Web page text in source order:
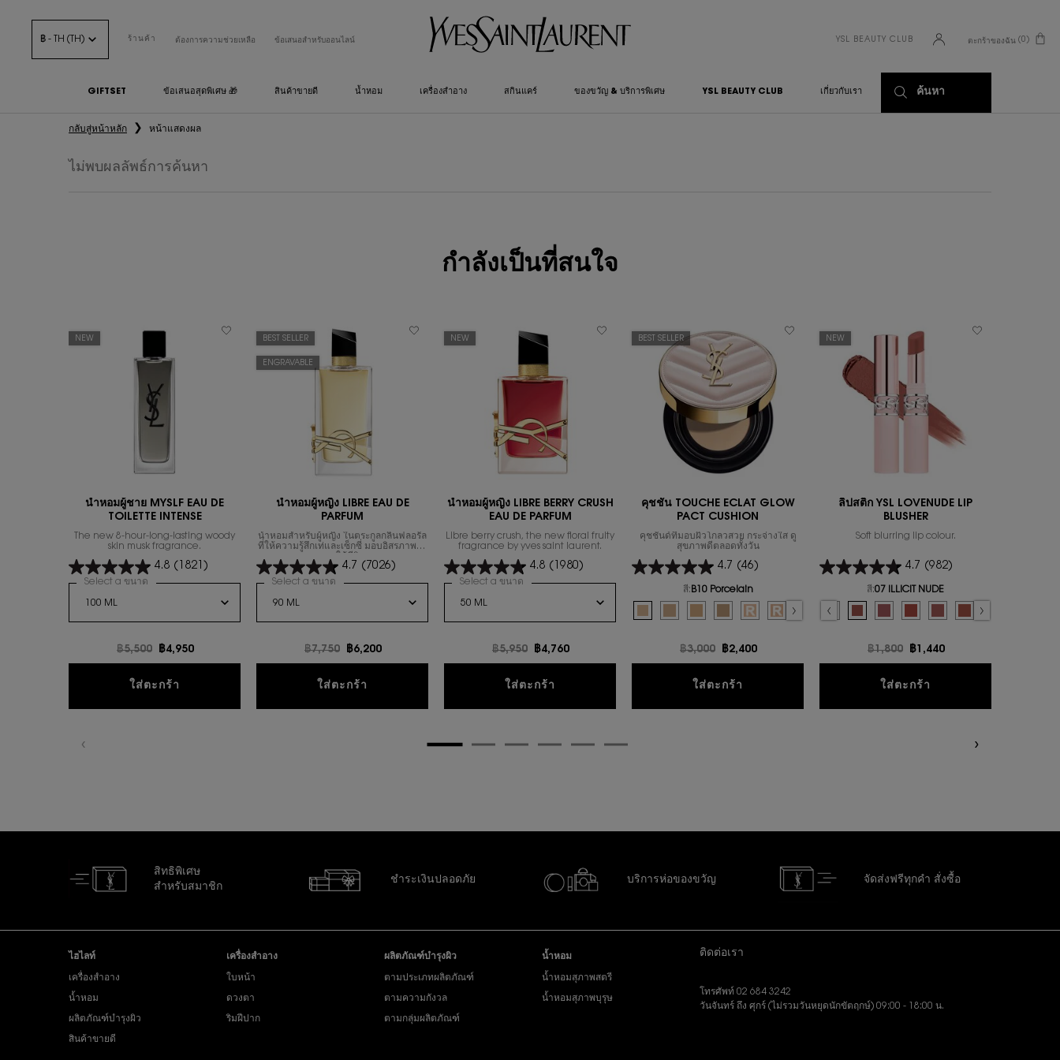
฿ - TH (TH) ร้านค้า ต้องการความช่วยเหลือ ข้อเสนอสำหรับออนไลน์ YSL BEAUTY CLUB ตะกร้าของฉัน 0
0 PRODUCT IN CART
GIFTSET ข้อเสนอสุดพิเศษ 🎁 สินค้าขายดี น้ำหอม เครื่องสำอาง สกินแคร์ ของขวัญ & บริการพิเศษ YSL BEAUTY CLUB เกี่ยวกับเรา ค้นหา
กลับสู่หน้าหลัก
หน้าแสดงผล
ไม่พบผลลัพธ์การค้นหา
กำลังเป็นที่สนใจ
NEW
น้ำหอมผู้ชาย MYSLF EAU DE
TOILETTE INTENSE
The new 8-hour-long-lasting woody
skin musk fragrance.
4.8 (1821)
Select a ขนาด for น้ำหอมผู้ชาย MYSLF EAU DE TOILETTE INTENSE
ราคาเก่า
฿5,500 ราคาใหม่
฿4,950
ใส่ตะกร้า น้ำหอมผู้ชาย MYSLF EAU DE TOILETTE INTENSE
BEST SELLER
ENGRAVABLE
นํ้าหอมผู้หญิง LIBRE EAU DE
PARFUM
น้ำหอมสำหรับผู้หญิง ในตระกูลกลิ่นฟลอรัล
ที่ให้ความรู้สึกเท่และเซ็กซี่ มอบอิสรภาพใน
4.7 (7026)
Select a ขนาด for นํ้าหอมผู้หญิง LIBRE EAU DE PARFUM
ราคาเก่า
฿7,750 ราคาใหม่
฿6,200
ใส่ตะกร้า นํ้าหอมผู้หญิง LIBRE EAU DE PARFUM
NEW
น้ำหอมผู้หญิง LIBRE BERRY CRUSH
EAU DE PARFUM
Libre berry crush, the new floral fruity
fragrance by yves saint laurent.
4.8 (1980)
Select a ขนาด for น้ำหอมผู้หญิง LIBRE BERRY CRUSH EAU DE PARFUM
ราคาเก่า
฿5,950 ราคาใหม่
฿4,760
ใส่ตะกร้า น้ำหอมผู้หญิง LIBRE BERRY CRUSH EAU DE PARFUM
BEST SELLER
คุชชั่น TOUCHE ECLAT GLOW
PACT CUSHION
คุชชั่นด์ที่มอบผิวโกลวสวย กระจ่างใส ดู
สุขภาพดีตลอดทั้งวัน
4.7 (46)
สี: B10 Porcelain
Select a colour
for คุชชั่น TOUCHE ECLAT GLOW PACT CUSHION
B10 Porcelain color for คุชชั่น TOUCHE ECLAT GLOW PACT CUSHION, 1 of 7
B20 Ivory color for คุชชั่น TOUCHE ECLAT GLOW PACT CUSHION, 2 of 7
B30 Almond color for คุชชั่น TOUCHE ECLAT GLOW PACT CUSHION, 3 of 7
Selected
B25 Beige color for คุชชั่น TOUCHE ECLAT GLOW PACT CUSHION, 4 of 7
Selected
B10 PORCELAIN REFILL color for คุชชั่น TOUCHE ECLAT GLOW PACT
Selected
B20 IVORY REFILL color for คุชชั่น TOUCHE ECLAT GLOW PACT
Selected
B30 ALMOND REFILL color for คุชชั่น TOUCHE ECLAT
ราคาเก่า
฿3,000 ราคาใหม่
฿2,400
ใส่ตะกร้า คุชชั่น TOUCHE ECLAT GLOW PACT CUSHION
NEW
ลิปสติก YSL LOVENUDE LIP
BLUSHER
Soft blurring lip colour.
4.7 (982)
สี:07 ILLICIT NUDE
Select a colour
for ลิปสติก YSL LOVENUDE LIP BLUSHER
Selected
09 3AM ESPRESSO color for ลิปสติก YSL LOVENUDE LIP
08 MAUVE-HAZE color for ลิปสติก YSL LOVENUDE
07 ILLICIT NUDE color for ลิปสติก YSL
06 NAUGHTY PINK color for ลิปสติก YSL
05 APPLE SIN color for ลิปสติก
04 RED-HANDED color for
Selected
03 TAUPE FLIRT
ราคาเก่า
฿1,800 ราคาใหม่
฿1,440
ใส่ตะกร้า
สิทธิพิเศษ
สำหรับสมาชิก
ชำระเงินปลอดภัย บริการห่อของขวัญ จัดส่งฟรีทุกคำ สั่งซื้อ
ไฮไลท์
เครื่องสำอาง
น้ำหอม
ผลิตภัณฑ์บำรุงผิว
สินค้าขายดี
เครื่องสำอาง
ใบหน้า
ดวงตา
ริมฝีปาก
ผลิตภัณฑ์บำรุงผิว
ตามประเภทผลิตภัณฑ์
ตามความกังวล
ตามกลุ่มผลิตภัณฑ์
น้ำหอม
น้ำหอมสุภาพสตรี
น้ำหอมสุภาพบุรุษ
ติดต่อเรา
โทรศัพท์ 02 684 3242
วันจันทร์ ถึง ศุกร์ (ไม่รวมวันหยุดนักขัตฤกษ์) 09:00 - 18:00 น.